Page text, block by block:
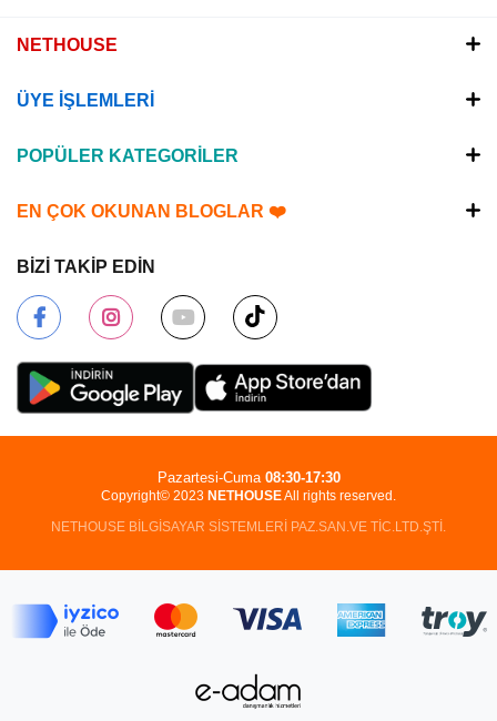
NETHOUSE
ÜYE İŞLEMLERİ
POPÜLER KATEGORİLER
EN ÇOK OKUNAN BLOGLAR ❤️
BİZİ TAKİP EDİN
Copyright© 2023 NETHOUSEAll rights reserved.
NETHOUSE BİLGİSAYAR SİSTEMLERİ PAZ.SAN.VE TİC.LTD.ŞTİ.
Pazartesi-Cuma 08:30-17:30